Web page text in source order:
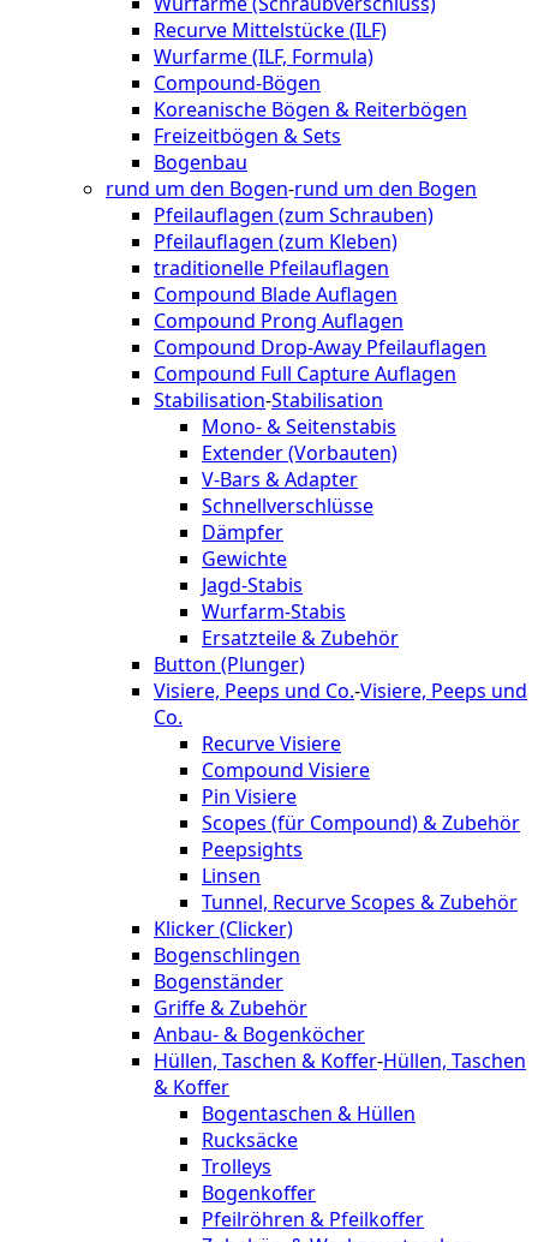
Recurve Mittelstücke (ILF)
Wurfarme (ILF, Formula)
Compound-Bögen
Koreanische Bögen & Reiterbögen
Freizeitbögen & Sets
Bogenbau
rund um den Bogen-rund um den Bogen
Pfeilauflagen (zum Schrauben)
Pfeilauflagen (zum Kleben)
traditionelle Pfeilauflagen
Compound Blade Auflagen
Compound Prong Auflagen
Compound Drop-Away Pfeilauflagen
Compound Full Capture Auflagen
Stabilisation-Stabilisation
Mono- & Seitenstabis
Extender (Vorbauten)
V-Bars & Adapter
Schnellverschlüsse
Dämpfer
Gewichte
Jagd-Stabis
Wurfarm-Stabis
Ersatzteile & Zubehör
Button (Plunger)
Visiere, Peeps und Co.-Visiere, Peeps und
Co.
Recurve Visiere
Compound Visiere
Pin Visiere
Scopes (für Compound) & Zubehör
Peepsights
Linsen
Tunnel, Recurve Scopes & Zubehör
Klicker (Clicker)
Bogenschlingen
Bogenständer
Griffe & Zubehör
Anbau- & Bogenköcher
Hüllen, Taschen & Koffer-Hüllen, Taschen
& Koffer
Bogentaschen & Hüllen
Rucksäcke
Trolleys
Bogenkoffer
Pfeilröhren & Pfeilkoffer